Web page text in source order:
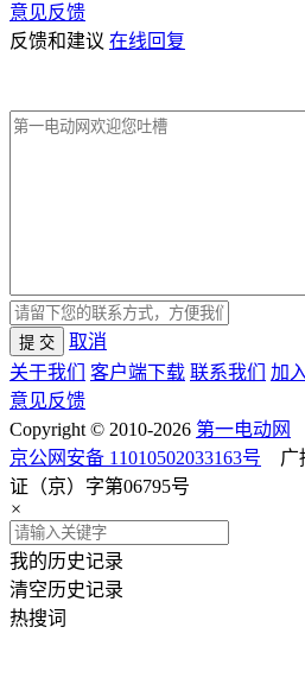
意见反馈
反馈和建议 在线回复
提 交
取消
关于我们
客户端下载 联系我们 加
意见反馈
Copyright © 2010-2026 第一电动网
京公网安备 11010502033163号 广
证（京）字第06795号
×
我的历史记录
清空历史记录
热搜词